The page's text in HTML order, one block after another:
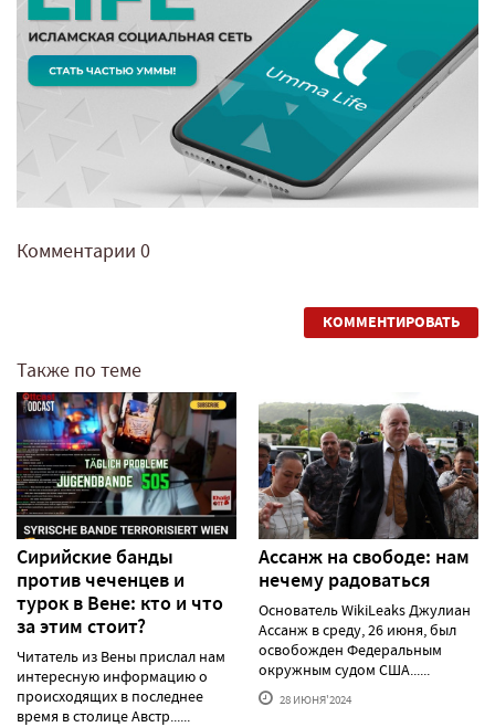
Комментарии 0
КОММЕНТИРОВАТЬ
Также по теме
Сирийские банды
против чеченцев и
турок в Вене: кто и что
за этим стоит?
Читатель из Вены прислал нам
интересную информацию о
происходящих в последнее
время в столице Австр......
Ассанж на свободе: нам
нечему радоваться
Основатель WikiLeaks Джулиан
Ассанж в среду, 26 июня, был
освобожден Федеральным
окружным судом США......
28 ИЮНЯ'2024